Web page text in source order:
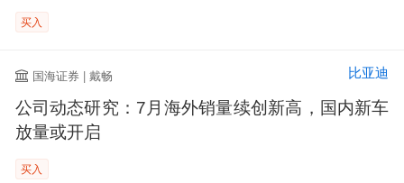
买入
国海证券 | 戴畅 比亚迪
公司动态研究：7月海外销量续创新高，国内新车
放量或开启
买入